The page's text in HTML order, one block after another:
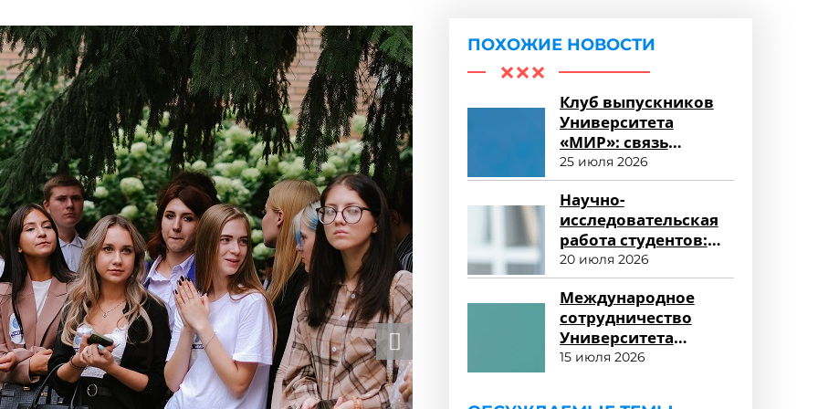
ПОХОЖИЕ НОВОСТИ
Клуб выпускников
Университета
«МИР»: связь
поколений и
карьерные
возможности
25 июля 2026
Научно-
исследовательская
работа студентов:
возможности для
развития
20 июля 2026
Международное
сотрудничество
Университета
«МИР»: новые
15 июля 2026